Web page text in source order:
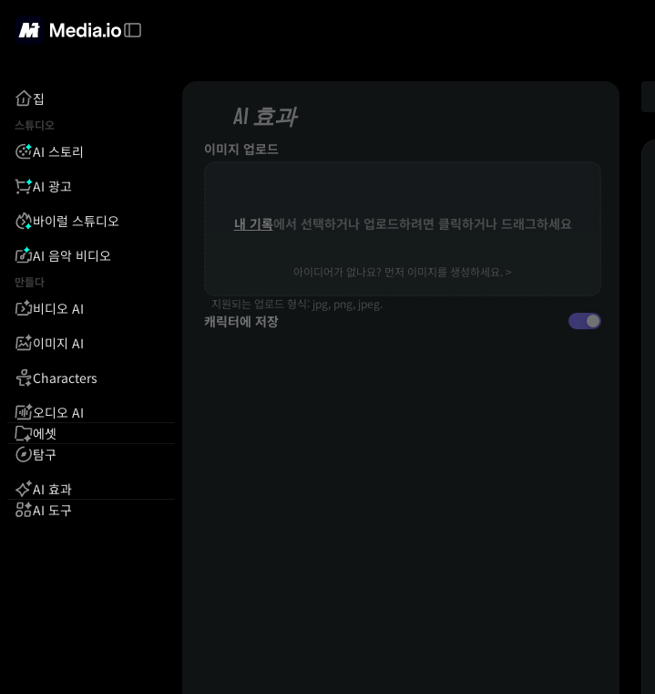
집
스튜디오
AI 스토리
AI 광고
바이럴 스튜디오
AI 음악 비디오
만들다
비디오 AI
이미지 AI
Characters
오디오 AI
에셋
탐구
AI 효과
AI 도구
AI 효과
이미지 업로드
내 기록에서 선택하거나 업로드하려면 클릭하거나 드래그하세요
아이디어가 없나요? 먼저 이미지를 생성하세요. >
지원되는 업로드 형식: jpg, png, jpeg.
캐릭터에 저장